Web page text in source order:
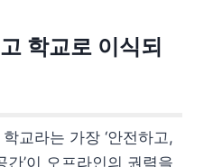
학교로 이식되
교라는 가장 ‘안전하고,
’이 오프라인의 권력을